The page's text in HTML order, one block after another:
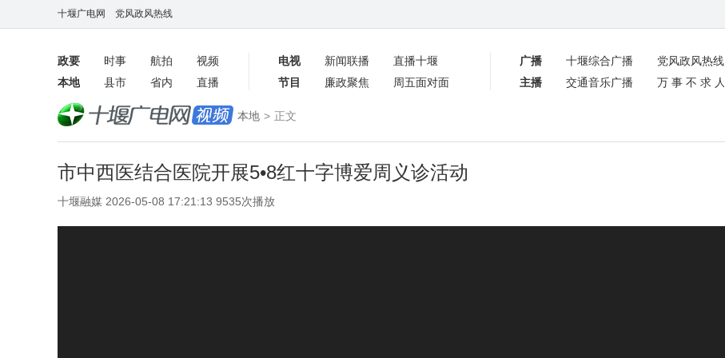
十堰广电网 党风政风热线
政要 时事 航拍
视频
本地
县市 省内 直播
电视 新闻联播
直播十堰
节目
廉政聚焦 周五面对面
广播 十堰综合广播
党风政风热线
主播
交通音乐广播 万事不求人
数字报
本地 > 正文
市中西医结合医院开展5•8红十字博爱周义诊活动
十堰融媒 2026-05-08 17:21:13 9535次播放